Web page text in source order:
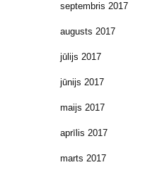
septembris 2017
augusts 2017
jūlijs 2017
jūnijs 2017
maijs 2017
aprīlis 2017
marts 2017